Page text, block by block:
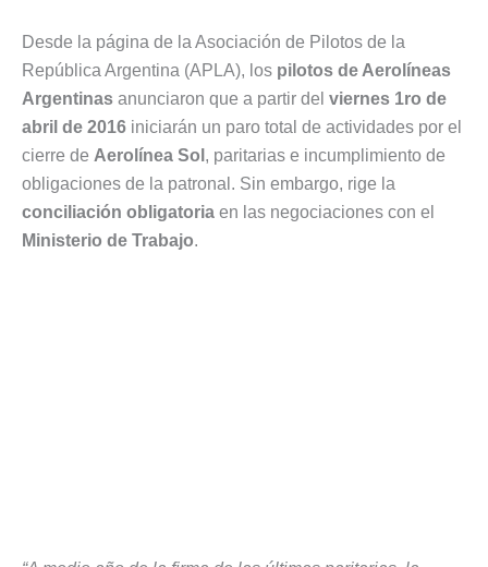
Desde la página de la Asociación de Pilotos de la
República Argentina (APLA), los pilotos de Aerolíneas
Argentinas anunciaron que a partir del viernes 1ro de
abril de 2016 iniciarán un paro total de actividades por el
cierre de Aerolínea Sol , paritarias e incumplimiento de
obligaciones de la patronal. Sin embargo, rige la
conciliación obligatoria en las negociaciones con el
Ministerio de Trabajo.